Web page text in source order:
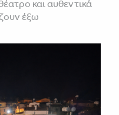
και αυθεντικά
έξω